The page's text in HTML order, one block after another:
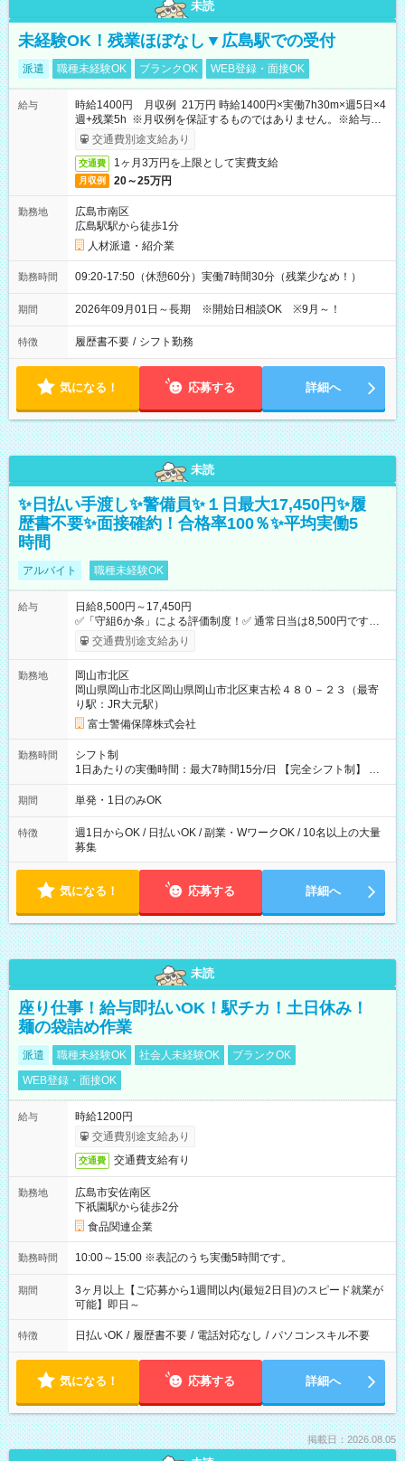
未読
未経験OK！残業ほぼなし▼広島駅での受付
派遣 職種未経験OK ブランクOK WEB登録・面接OK
給与
時給1400円 月収例 21万円 時給1400円×実働7h30m×週5日×4
週+残業5h ※月収例を保証するものではありません。※給与即
受取りサービス利用可（利用条件有）
交通費別途支給あり
交通費 1ヶ月3万円を上限として実費支給
月収例 20～25万円
勤務地
広島市南区
広島駅駅から徒歩1分
人材派遣・紹介業
勤務時間 09:20-17:50（休憩60分）実働7時間30分（残業少なめ！）
期間 2026年09月01日～長期 ※開始日相談OK ※9月～！
特徴 履歴書不要 / シフト勤務
気になる！ 応募する 詳細へ
未読
✨日払い手渡し✨警備員✨１日最大17,450円✨履
歴書不要✨面接確約！合格率100％✨平均実働5
時間
アルバイト 職種未経験OK
給与
日給8,500円～17,450円
✅「守組6か条」による評価制度！✅ 通常日当は8,500円ですが
上記評価制度により「S級隊員」と認定されれば10,000円の日当
を支給します。 (1)上記勤務者が交通2級資格者の場合10,000円
14,375円 (3)上記現場が日祝深夜の場合 17,250円 (4)上記勤務
者が現場までの運転者の場合17,250+200円＝17,450円 -----------
------------------------------- *最高日当額 17,450円* ---------------------
--------------------- より上位の資格取得やリーダー手当を取得する
と ”さらに”加算されます！ ※日当支給時振込手数料等は一切あ
交通費別途支給あり
勤務地
岡山市北区
岡山県岡山市北区岡山県岡山市北区東古松４８０－２３（最寄
り駅：JR大元駅）
富士警備保障株式会社
勤務時間
シフト制
1日あたりの実働時間：最大7時間15分/日 【完全シフト制】 例
(1) 8：00~17:00（休憩１h） 例(2) 13:00~16:00（早上がりでも
全額支給！） 例(3) 21:00~5:00（夜勤なら日当1.25倍！！）
期間 単発・1日のみOK
特徴
週1日からOK / 日払いOK / 副業・WワークOK / 10名以上の大量
募集
気になる！ 応募する 詳細へ
未読
座り仕事！給与即払いOK！駅チカ！土日休み！
麺の袋詰め作業
派遣 職種未経験OK 社会人未経験OK
ブランクOK
WEB登録・面接OK
給与
時給1200円
交通費別途支給あり
交通費 交通費支給有り
勤務地
広島市安佐南区
下祇園駅から徒歩2分
食品関連企業
勤務時間 10:00～15:00 ※表記のうち実働5時間です。
期間
3ヶ月以上【ご応募から1週間以内(最短2日目)のスピード就業が
可能】即日～
特徴 日払いOK / 履歴書不要 / 電話対応なし / パソコンスキル不要
気になる！ 応募する 詳細へ
掲載日：2026.08.05